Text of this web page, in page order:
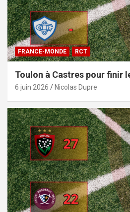
FRANCE-MONDE RCT
Toulon à Castres pour finir
6 juin 2026 Nicolas Dupre